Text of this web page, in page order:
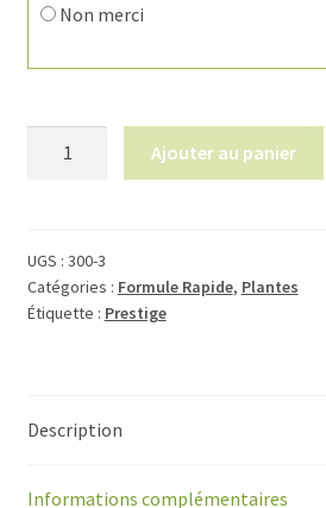
Non merci
300-
2
Ajouter au panier
UGS : 300-3
Catégories : Formule Rapide, Plantes
Étiquette : Prestige
Description
Informations complémentaires